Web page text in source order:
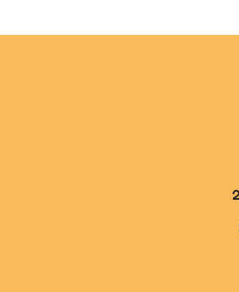
checkpoints, there wasn’t a process
with the granularity required. It’s
from the start. If that’s what you
around? How can you evaluate
typography, no colors, no layout, no
convey the important signals that go
hierarchies of information, weight,
priorities, all those subtle cues that